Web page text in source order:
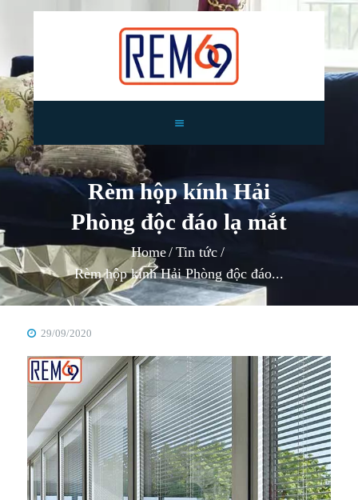
Rèm hộp kính Hải
Phòng độc đáo lạ mắt
Home
Tin tức
Rèm hộp kính Hải Phòng độc đáo...
TRANG CHỦ
GIỚI THIỆU
RÈM CỬA
TIN TỨC
TƯ VẤN
CÔNG TRÌNH
LIÊN HỆ
29/09/2020